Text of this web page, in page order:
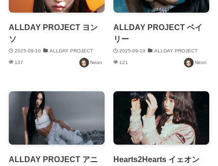
ALLDAY PROJECT ヨン
ソ
2025-09-10 ALLDAY PROJECT
137 Neon
ALLDAY PROJECT ベイ
リー
2025-09-10 ALLDAY PROJECT
121 Neon
ALLDAY PROJECT アニ
Hearts2Hearts イェオン